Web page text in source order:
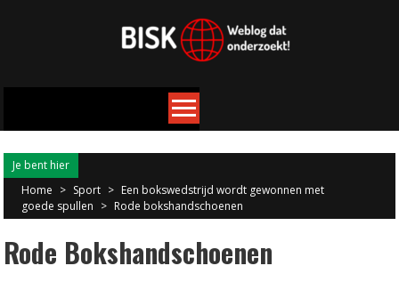
Je bent hier
Home > Sport > Een bokswedstrijd wordt gewonnen met
goede spullen > Rode bokshandschoenen
Rode Bokshandschoenen